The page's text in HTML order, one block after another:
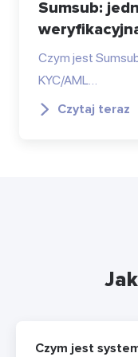
Sumsub:
Czym jest
KYC/AML…
Czytaj teraz
Czym jest